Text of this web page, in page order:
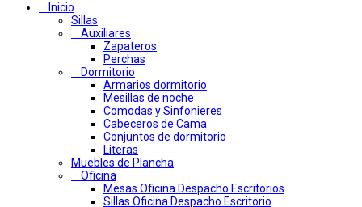
Inicio
Sillas
Auxiliares
Zapateros
Perchas
Dormitorio
Armarios dormitorio
Mesillas de noche
Comodas y Sinfonieres
Cabeceros de Cama
Conjuntos de dormitorio
Literas
Muebles de Plancha
Oficina
Mesas Oficina Despacho Escritorios
Sillas Oficina Despacho Escritorio